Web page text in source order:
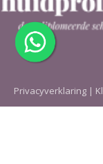
Privacyverklaring |